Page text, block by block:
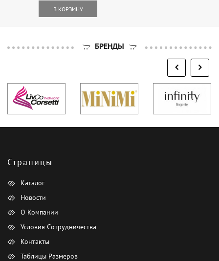
В КОРЗИНУ
БРЕНДЫ
Страницы
Каталог
Новости
О Компании
Условия Сотрудничества
Контакты
Таблицы Размеров